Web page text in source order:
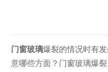
门窗玻璃爆裂的情况时有
意哪些方面？门窗玻璃爆